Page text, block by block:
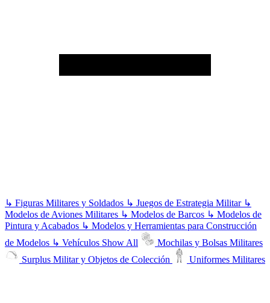
↳ Figuras Militares y Soldados ↳ Juegos de Estrategia Militar ↳
Modelos de Aviones Militares ↳ Modelos de Barcos ↳ Modelos de
Pintura y Acabados ↳ Modelos y Herramientas para Construcción
de Modelos ↳ Vehículos Show All
Mochilas y Bolsas Militares
Surplus Militar y Objetos de Colección
Uniformes Militares